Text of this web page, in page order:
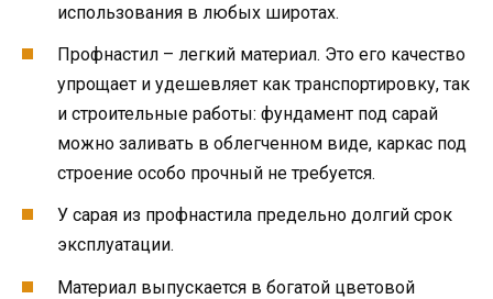
использования в любых широтах.
Профнастил – легкий материал. Это его качество
упрощает и удешевляет как транспортировку, так
и строительные работы: фундамент под сарай
можно заливать в облегченном виде, каркас под
строение особо прочный не требуется.
У сарая из профнастила предельно долгий срок
эксплуатации.
Материал выпускается в богатой цветовой